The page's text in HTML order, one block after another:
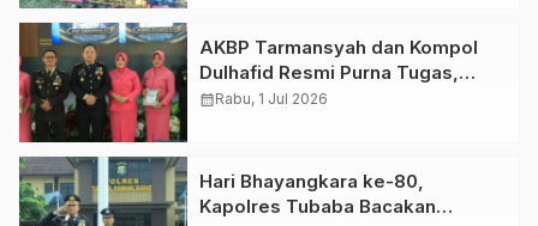
AKBP Tarmansyah dan Kompol
Dulhafid Resmi Purna Tugas,
Polres Tubaba Gelar Prosesi
calendar_monthRabu, 1 Jul 2026
Hari Bhayangkara ke-80,
Kapolres Tubaba Bacakan